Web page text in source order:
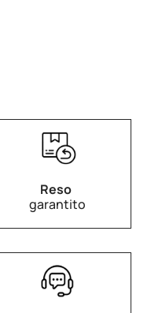
Reso
garantito